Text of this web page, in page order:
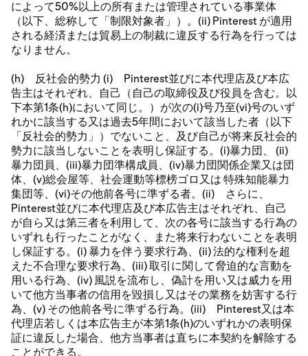
によって50%以上の所有または管理されている事業体
（以下、総称して「制限対象者」）。(ii) Pinterest が適用
される経済または貿易上の制裁に違反する行為を行っては
なりません。
(h) 反社会的勢力 (i) Pinterest並びに本代理店及び本広
告主はそれぞれ、自己（自己の取締役及び役員を含む。以
下本第1条(h)において同じ。）が次の(i)号乃至(vi)号のいず
れかに該当する又は過去5年間において該当した者（以下
「反社会的勢力」）でないこと、及び自己が将来反社会的
勢力に該当しないことを表明し保証する。(i)暴力団、 (ii)
暴力団員、(iii)暴力団準構成員、(iv)暴力団関係企業又は団
体、(v)総会屋等、社会運動等標榜ゴロ又は 特殊知能暴力
集団等、(vi)その他前各号に準ずる者。(ii) さらに、
Pinterest並びに本代理店及び本広告主はそれぞれ、自己
が自ら又は第三者を利用して、次の各号に該当する行為の
いずれも行ったことがなく、また将来行わないことを表明
し保証する。(i) 暴力を伴う要求行為、(ii) 法的な権利を超
えた不合理な要求行為、(iii) 取引に関して脅迫的な言動を
用いる行為、(iv) 風説を流布し、偽計を用い又は威力を用
いて他方当事者の信用を毀損し又はその業務を妨害する行
為、(v) その他前各号に準ずる行為。(iii) Pinterest又は本
代理店若しくは本広告主が本第1条(h)のいずれかの表明保
証に違反した場合、他方当事者は直ちに本契約を解除する
ことができる。